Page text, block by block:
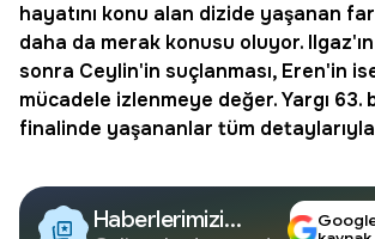
hayatını konu alan dizide yaşanan
daha da merak konusu oluyor.
sonra Ceylin'in suçlanması, Eren'in
mücadele izlenmeye değer. Yargı 63.
finalinde yaşananlar tüm
Haberlerimizi